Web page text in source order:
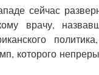
сейчас
врачу,
которого